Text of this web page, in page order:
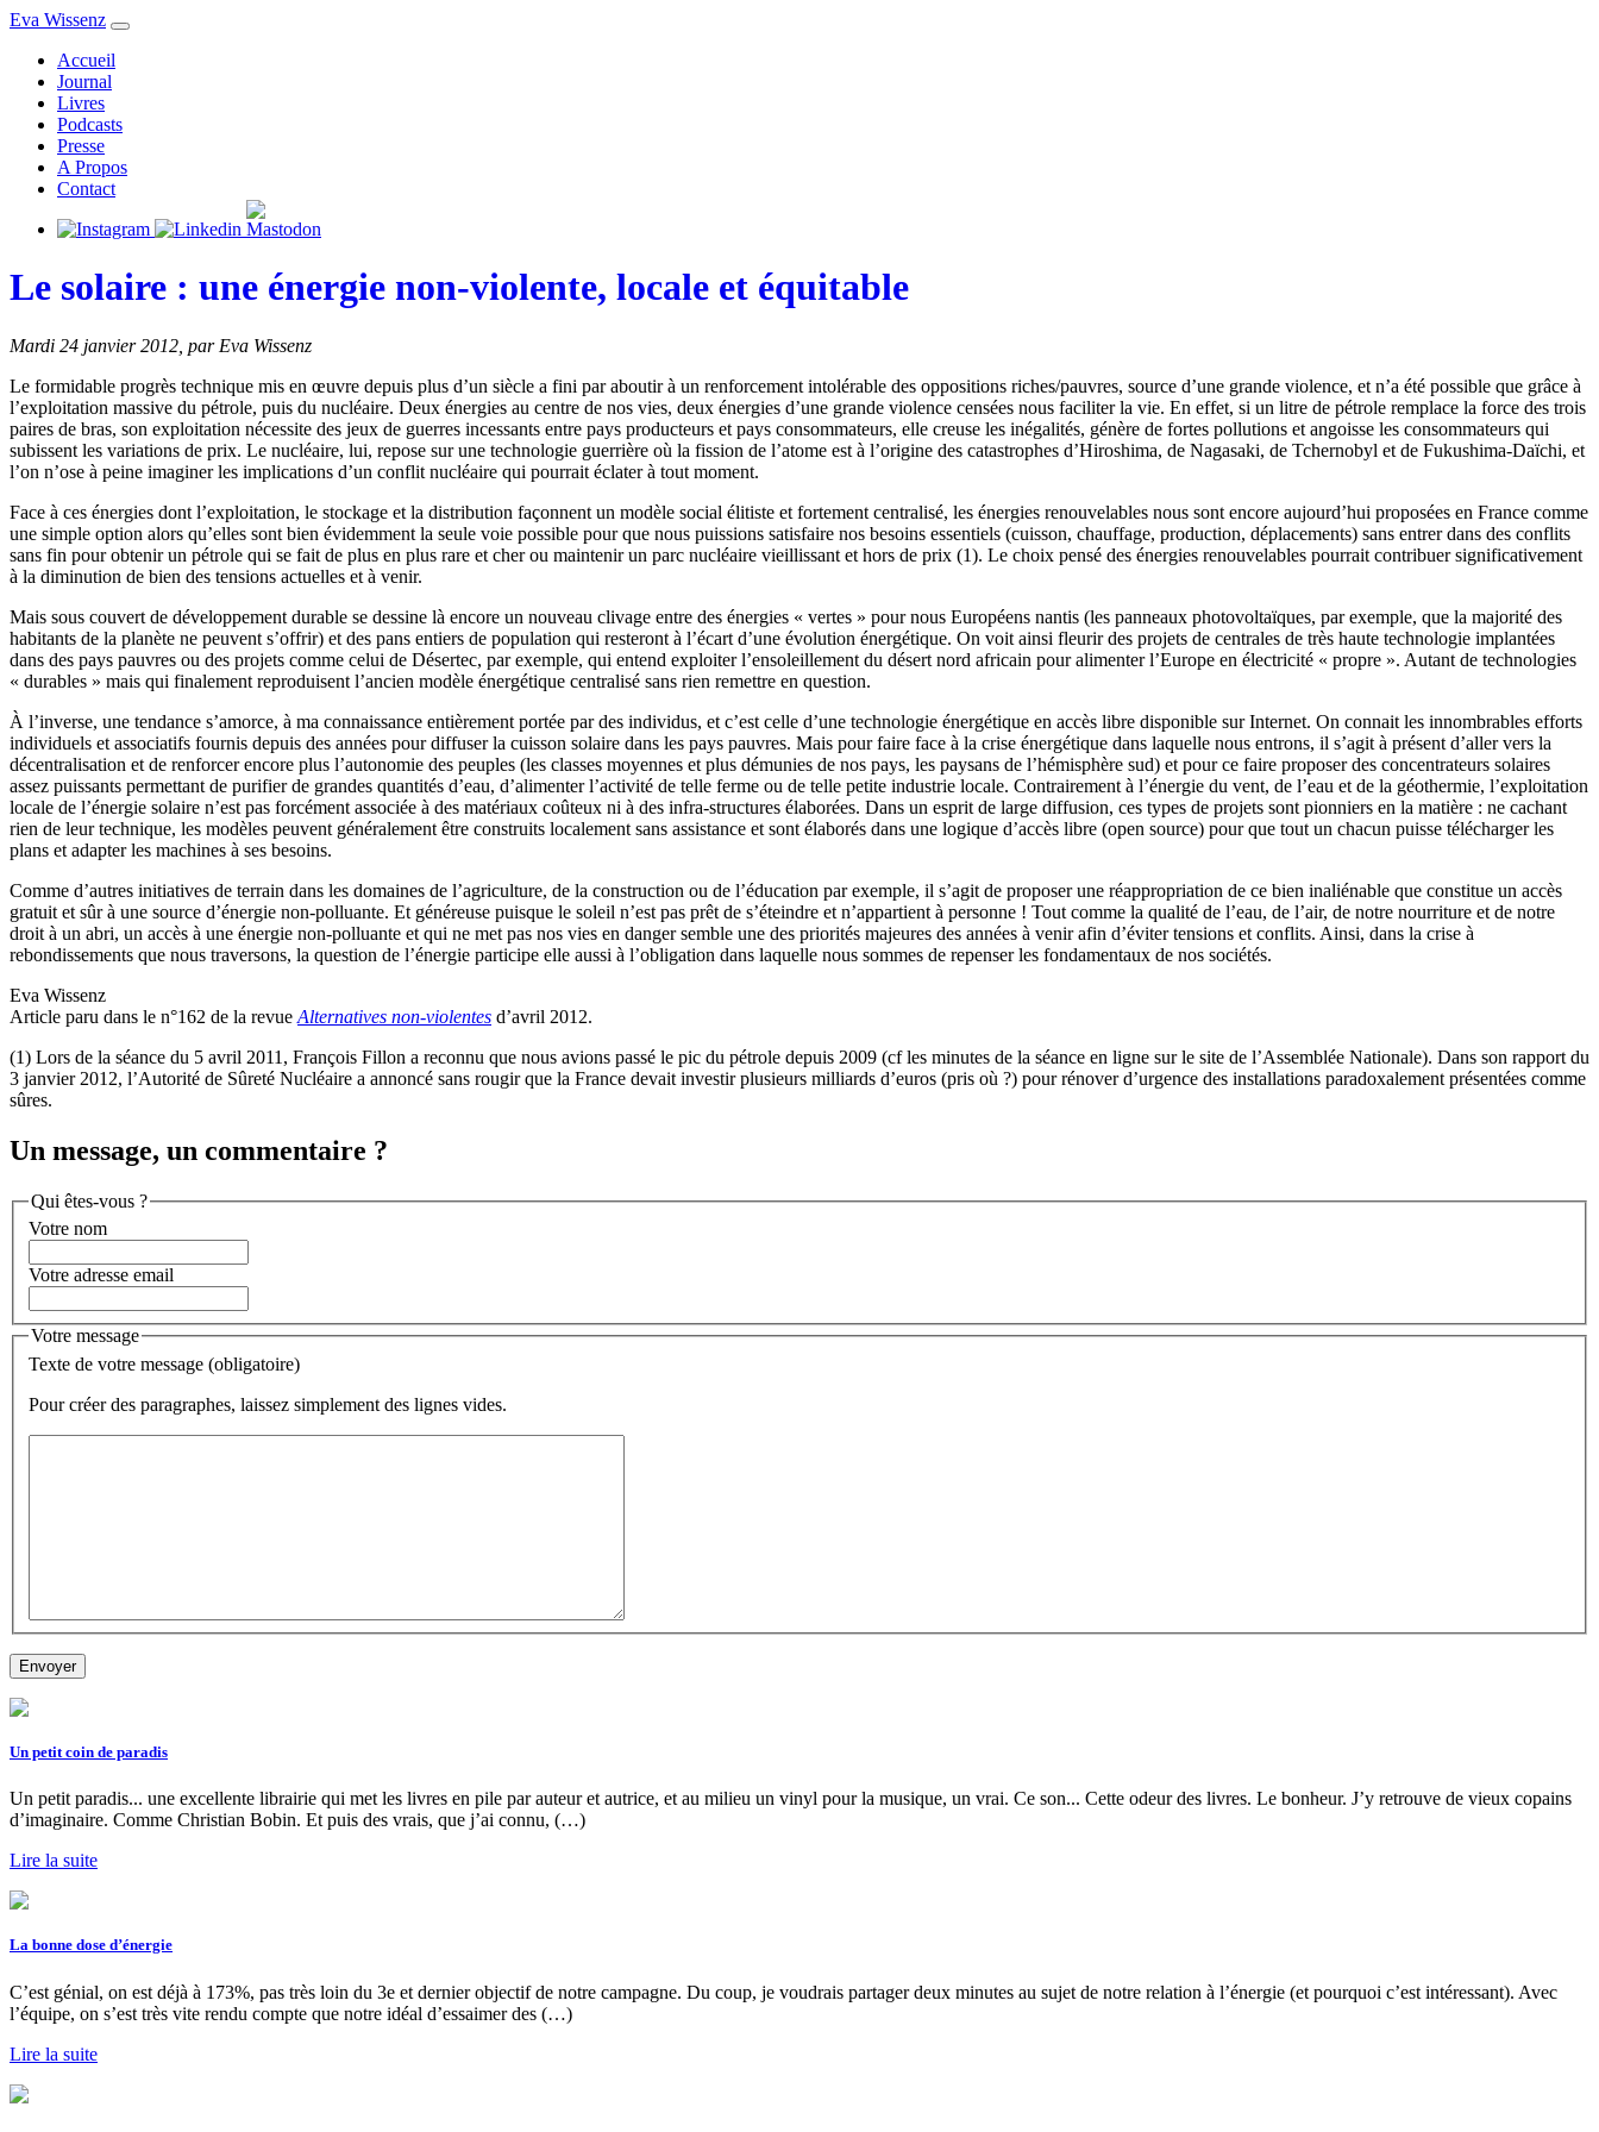
Eva Wissenz
Accueil
Journal
Livres
Podcasts
Presse
A Propos
Contact
Le solaire : une énergie non-violente, locale et équitable
Mardi 24 janvier 2012 par Eva Wissenz
Le formidable progrès technique mis en œuvre depuis plus d’un siècle a fini par aboutir à un renforcement intolérable des oppositions riches/pauvres, source d’une grande violence, et n’a été possible que grâce à
l’exploitation massive du pétrole, puis du nucléaire. Deux énergies au centre de nos vies, deux énergies d’une grande violence censées nous faciliter la vie. En effet, si un litre de pétrole remplace la force des trois
paires de bras, son exploitation nécessite des jeux de guerres incessants entre pays producteurs et pays consommateurs, elle creuse les inégalités, génère de fortes pollutions et angoisse les consommateurs qui
subissent les variations de prix. Le nucléaire, lui, repose sur une technologie guerrière où la fission de l’atome est à l’origine des catastrophes d’Hiroshima, de Nagasaki, de Tchernobyl et de Fukushima-Daïchi, et
l’on n’ose à peine imaginer les implications d’un conflit nucléaire qui pourrait éclater à tout moment.
Face à ces énergies dont l’exploitation, le stockage et la distribution façonnent un modèle social élitiste et fortement centralisé, les énergies renouvelables nous sont encore aujourd’hui proposées en France comme
une simple option alors qu’elles sont bien évidemment la seule voie possible pour que nous puissions satisfaire nos besoins essentiels (cuisson, chauffage, production, déplacements) sans entrer dans des conflits
sans fin pour obtenir un pétrole qui se fait de plus en plus rare et cher ou maintenir un parc nucléaire vieillissant et hors de prix (1). Le choix pensé des énergies renouvelables pourrait contribuer significativement
à la diminution de bien des tensions actuelles et à venir.
Mais sous couvert de développement durable se dessine là encore un nouveau clivage entre des énergies « vertes » pour nous Européens nantis (les panneaux photovoltaïques, par exemple, que la majorité des
habitants de la planète ne peuvent s’offrir) et des pans entiers de population qui resteront à l’écart d’une évolution énergétique. On voit ainsi fleurir des projets de centrales de très haute technologie implantées
dans des pays pauvres ou des projets comme celui de Désertec, par exemple, qui entend exploiter l’ensoleillement du désert nord africain pour alimenter l’Europe en électricité « propre ». Autant de technologies
« durables » mais qui finalement reproduisent l’ancien modèle énergétique centralisé sans rien remettre en question.
À l’inverse, une tendance s’amorce, à ma connaissance entièrement portée par des individus, et c’est celle d’une technologie énergétique en accès libre disponible sur Internet. On connait les innombrables efforts
individuels et associatifs fournis depuis des années pour diffuser la cuisson solaire dans les pays pauvres. Mais pour faire face à la crise énergétique dans laquelle nous entrons, il s’agit à présent d’aller vers la
décentralisation et de renforcer encore plus l’autonomie des peuples (les classes moyennes et plus démunies de nos pays, les paysans de l’hémisphère sud) et pour ce faire proposer des concentrateurs solaires
assez puissants permettant de purifier de grandes quantités d’eau, d’alimenter l’activité de telle ferme ou de telle petite industrie locale. Contrairement à l’énergie du vent, de l’eau et de la géothermie, l’exploitation
locale de l’énergie solaire n’est pas forcément associée à des matériaux coûteux ni à des infra-structures élaborées. Dans un esprit de large diffusion, ces types de projets sont pionniers en la matière : ne cachant
rien de leur technique, les modèles peuvent généralement être construits localement sans assistance et sont élaborés dans une logique d’accès libre (open source) pour que tout un chacun puisse télécharger les
plans et adapter les machines à ses besoins.
Comme d’autres initiatives de terrain dans les domaines de l’agriculture, de la construction ou de l’éducation par exemple, il s’agit de proposer une réappropriation de ce bien inaliénable que constitue un accès
gratuit et sûr à une source d’énergie non-polluante. Et généreuse puisque le soleil n’est pas prêt de s’éteindre et n’appartient à personne ! Tout comme la qualité de l’eau, de l’air, de notre nourriture et de notre
droit à un abri, un accès à une énergie non-polluante et qui ne met pas nos vies en danger semble une des priorités majeures des années à venir afin d’éviter tensions et conflits. Ainsi, dans la crise à
rebondissements que nous traversons, la question de l’énergie participe elle aussi à l’obligation dans laquelle nous sommes de repenser les fondamentaux de nos sociétés.
Eva Wissenz
Article paru dans le n°162 de la revue Alternatives non-violentes d’avril 2012.
(1) Lors de la séance du 5 avril 2011, François Fillon a reconnu que nous avions passé le pic du pétrole depuis 2009 (cf les minutes de la séance en ligne sur le site de l’Assemblée Nationale). Dans son rapport du
3 janvier 2012, l’Autorité de Sûreté Nucléaire a annoncé sans rougir que la France devait investir plusieurs milliards d’euros (pris où ?) pour rénover d’urgence des installations paradoxalement présentées comme
sûres.
Un message, un commentaire ?
Qui êtes-vous ?
Votre nom
Votre adresse email
Votre message
Texte de votre message (obligatoire)
Pour créer des paragraphes, laissez simplement des lignes vides.
Un petit coin de paradis
Un petit paradis... une excellente librairie qui met les livres en pile par auteur et autrice, et au milieu un vinyl pour la musique, un vrai. Ce son... Cette odeur des livres. Le bonheur. J’y retrouve de vieux copains
d’imaginaire. Comme Christian Bobin. Et puis des vrais, que j’ai connu, (…)
Lire la suite
La bonne dose d’énergie
C’est génial, on est déjà à 173%, pas très loin du 3e et dernier objectif de notre campagne. Du coup, je voudrais partager deux minutes au sujet de notre relation à l’énergie (et pourquoi c’est intéressant). Avec
l’équipe, on s’est très vite rendu compte que notre idéal d’essaimer des (…)
Lire la suite